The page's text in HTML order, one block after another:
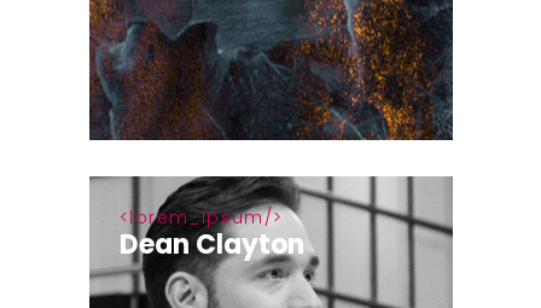
lorem_ipsum
Dean Clayton